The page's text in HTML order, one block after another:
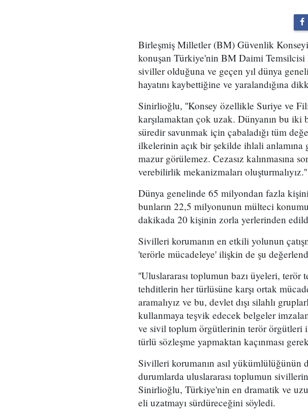
Birleşmiş Milletler (BM) Güvenlik
konuşan Türkiye'nin BM Daimi
siviller olduğuna ve geçen yıl dünya
hayatını kaybettiğine ve yaralandığına
Sinirlioğlu, ''Konsey özellikle Suriye ve
karşılamaktan çok uzak. Dünyanın bu iki
süredir savunmak için çabaladığı tüm
ilkelerinin açık bir şekilde ihlali anlamına
mazur görülemez. Cezasız kalınmasına
verebilirlik mekanizmaları
Dünya genelinde 65 milyondan fazla
bunların 22,5 milyonunun mülteci
dakikada 20 kişinin zorla yerlerinden
Sivilleri korumanın en etkili yolunun
'terörle mücadeleye' ilişkin de şu
''Uluslararası toplumun bazı üyeleri,
tehditlerin her türlüsüne karşı ortak
aramalıyız ve bu, devlet dışı silahlı
kullanmaya teşvik edecek belgeler
ve sivil toplum örgütlerinin terör örgütleri
türlü sözleşme yapmaktan kaçınması
Sivilleri korumanın asıl yükümlülüğünün
durumlarda uluslararası toplumun
Sinirlioğlu, Türkiye'nin en dramatik ve
eli uzatmayı sürdüreceğini söyledi.